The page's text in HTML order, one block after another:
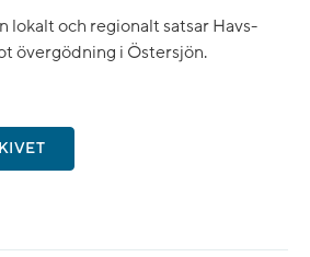
lokalt och regionalt satsar Havs-
övergödning i Östersjön.